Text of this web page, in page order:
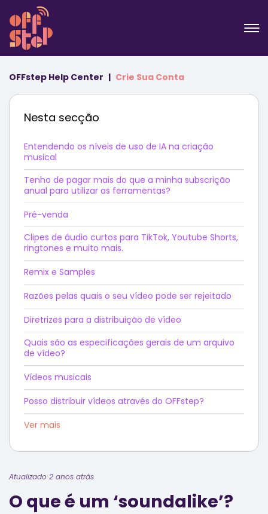
OFFstep Help Center Crie Sua Conta
Nesta secção
Entendendo os níveis de uso de IA na criação
musical
Tenho de pagar mais do que a minha subscrição
anual para utilizar as ferramentas?
Pré-venda
Clipes de áudio curtos para TikTok, Youtube Shorts,
ringtones e muito mais.
Remix e Samples
Razões pelas quais o seu vídeo pode ser rejeitado
Diretrizes para a distribuição de vídeo
Quais são as especificações gerais de um arquivo
de vídeo?
Vídeos musicais
Posso distribuir vídeos através do OFFstep?
Ver mais
Atualizado 2 anos atrás
O que é um ‘soundalike’?